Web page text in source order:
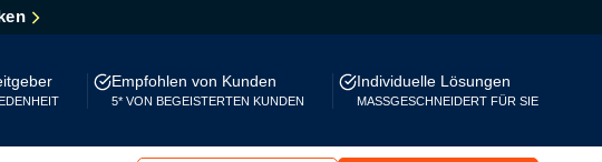
Empfohlen von Kunden
5* VON BEGEISTERTEN KUNDEN
Individuelle Lösungen
MASSGESCHNEIDERT FÜR SIE